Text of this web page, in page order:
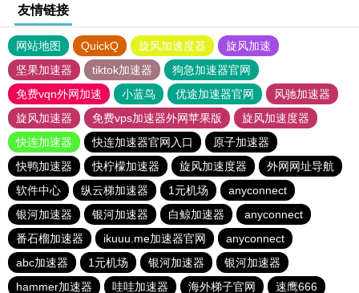
友情链接
网站地图 QuickQ 旋风加速度器
旋风加速
坚果加速器
tiktok加速器
狗急加速器官网
免费vqn外网加速
小蓝鸟 优途加速器官网
风驰加速器
旋风加速器
免费vps加速器外网苹果版
旋风加速度器
快连加速器
快连加速器官网入口
原子加速器
快鸭加速器
快柠檬加速器 旋风加速度器
外网网址导航
软件中心
纵云梯加速器 1元机场
anyconnect
银河加速器
银河加速器 白鲸加速器
anyconnect
番石榴加速器
ikuuu.me加速器官网
anyconnect
abc加速器
1元机场 银河加速器
银河加速器
hammer加速器
哇哇加速器 海外梯子官网 速鹰666